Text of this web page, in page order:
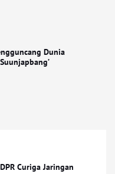
Dunia
Curiga Jaringan